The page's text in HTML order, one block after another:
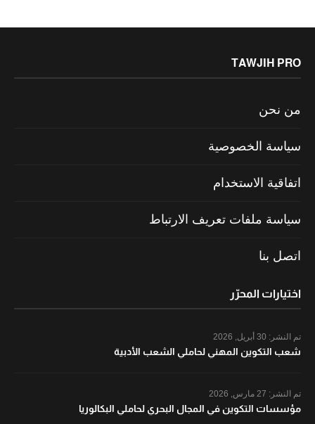
TAWJIH PRO
من نحن
سياسة الخصوصية
اتفاقية الاستخدام
سياسة ملفات تعريف الارتباط
اتصل بنا
اختيارات المحرّر
تم النشر:
شعب التكوين المهني لحاملي الشعب الأدبية
تم النشر:
مؤسسات التكوين في المجال البحري لحاملي البكالوريا